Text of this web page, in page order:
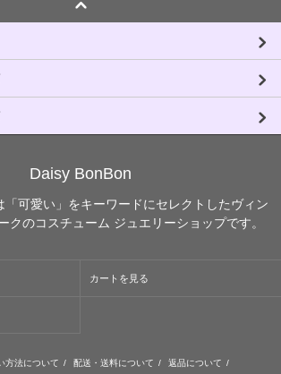
Daisy BonBon
「可愛い」をキーワードにセレクトしたヴィン
クのコスチューム ジュエリーショップです。
カートを見る
方法について / 配送・送料について / 返品について /